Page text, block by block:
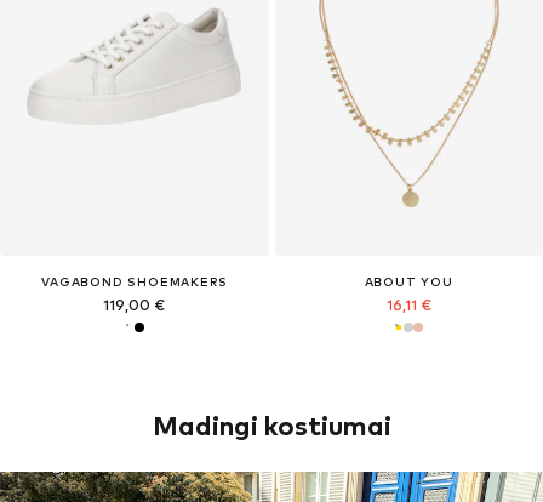
VAGABOND SHOEMAKERS
119,00 €
ABOUT YOU
16,11 €
Madingi kostiumai